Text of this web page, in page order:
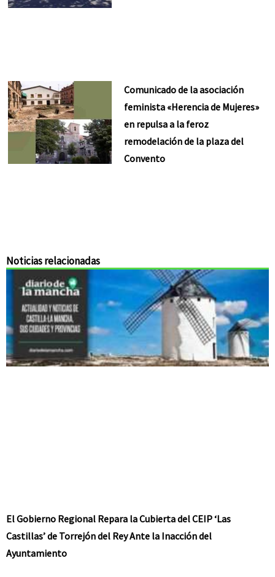
Comunicado de la asociación
feminista «Herencia de Mujeres»
en repulsa a la feroz
remodelación de la plaza del
Convento
Noticias relacionadas
El Gobierno Regional Repara la Cubierta del CEIP ‘Las
Castillas’ de Torrejón del Rey Ante la Inacción del
Ayuntamiento